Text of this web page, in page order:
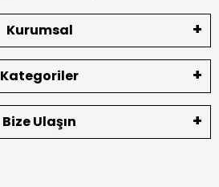
Kurumsal
Kategoriler
Bize Ulaşın